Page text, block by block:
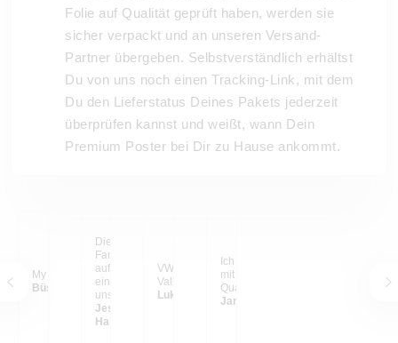
Folie auf Qualität geprüft haben, werden sie
sicher verpackt und an unseren Versand-
Partner übergeben. Selbstverständlich erhältst
Du von uns noch einen Tracking-Link, mit dem
Du den Lieferstatus Deines Pakets jederzeit
überprüfen kannst und weißt, wann Dein
Premium Poster bei Dir zu Hause ankommt.
My happy place
Büsra C.
Die schönsten
Familien-Erinnerungen
auf großen Postern, so
ein Hingucker in
unserem Wohnzimmer.
Ich liebe sie und wir
haben in unserem
Jessica E. aus
Hainburg
VW Bulli im Yosemite
Valley
Lukas S. aus
Ich bin sehr zufrieden
mit den Bildern. Die
Qualität ist super!
Janina